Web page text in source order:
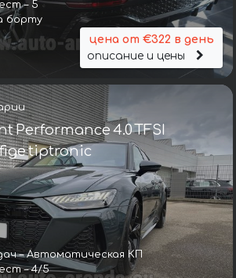
– 5
борту
цена от €322 в день
описание и цены
Performance 4.0 TFSI
tiptronic
– Автоматическая КП
– 4/5